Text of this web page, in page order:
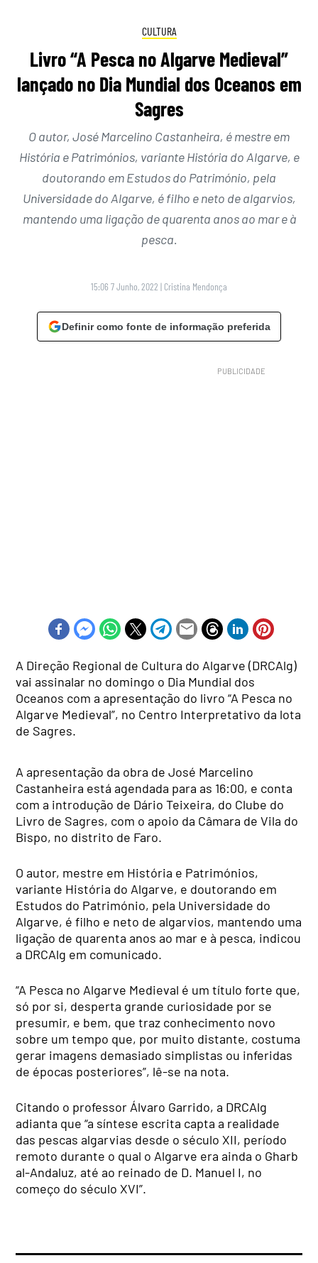
CULTURA
Livro “A Pesca no Algarve Medieval”
lançado no Dia Mundial dos Oceanos em
Sagres
O autor, José Marcelino Castanheira, é mestre em
História e Patrimónios, variante História do Algarve, e
doutorando em Estudos do Património, pela
Universidade do Algarve, é filho e neto de algarvios,
mantendo uma ligação de quarenta anos ao mar e à
pesca.
15:06 7 Junho, 2022 | Cristina Mendonça
Definir como fonte de informação preferida
A Direção Regional de Cultura do Algarve (DRCAlg)
vai assinalar no domingo o Dia Mundial dos
Oceanos com a apresentação do livro “A Pesca no
Algarve Medieval”, no Centro Interpretativo da lota
de Sagres.
A apresentação da obra de José Marcelino
Castanheira está agendada para as 16:00, e conta
com a introdução de Dário Teixeira, do Clube do
Livro de Sagres, com o apoio da Câmara de Vila do
Bispo, no distrito de Faro.
O autor, mestre em História e Patrimónios,
variante História do Algarve, e doutorando em
Estudos do Património, pela Universidade do
Algarve, é filho e neto de algarvios, mantendo uma
ligação de quarenta anos ao mar e à pesca, indicou
a DRCAlg em comunicado.
“A Pesca no Algarve Medieval é um título forte que,
só por si, desperta grande curiosidade por se
presumir, e bem, que traz conhecimento novo
sobre um tempo que, por muito distante, costuma
gerar imagens demasiado simplistas ou inferidas
de épocas posteriores”, lê-se na nota.
Citando o professor Álvaro Garrido, a DRCAlg
adianta que “a síntese escrita capta a realidade
das pescas algarvias desde o século XII, período
remoto durante o qual o Algarve era ainda o Gharb
al-Andaluz, até ao reinado de D. Manuel I, no
começo do século XVI”.